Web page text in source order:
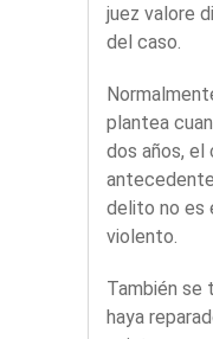
juez valore
del caso.
plantea
dos años, el
delito no es
violento.
También se
haya